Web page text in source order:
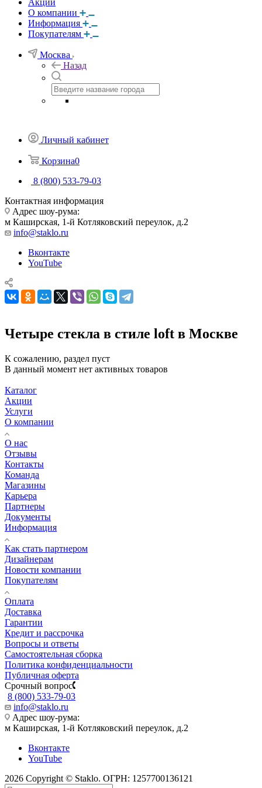
Акции
О компании
Информация
Покупателям
Москва
Назад
Личный кабинет
Корзина0
8 (800) 533-79-03
Контактная информация
Адрес шоу-рума:
м Каширская, 1-й Котляковский переулок, д.2
info@staklo.ru
Вконтакте
YouTube
Четыре стекла в стиле loft в Москве
К сожалению, раздел пуст
В данный момент нет активных товаров
Каталог
Акции
Услуги
О компании
О нас
Отзывы
Контакты
Команда
Магазины
Карьера
Партнеры
Документы
Информация
Как стать партнером
Дизайнерам
Новости компании
Покупателям
Оплата
Доставка
Гарантии
Кредит и рассрочка
Вопросы и ответы
Самостоятельная сборка
Политика конфиденциальности
Публичная оферта
Срочный вопрос
8 (800) 533-79-03
info@staklo.ru
Адрес шоу-рума:
м Каширская, 1-й Котляковский переулок, д.2
Вконтакте
YouTube
2026 Copyright © Staklo. ОГРН: 1257700136121